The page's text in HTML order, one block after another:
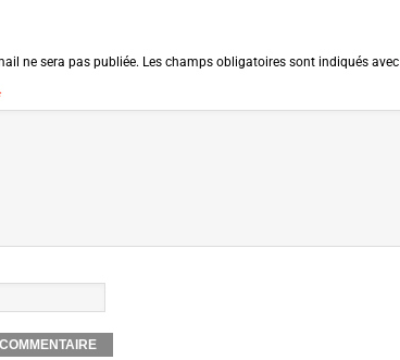
ne sera pas publiée. Les champs obligatoires sont indiqués avec